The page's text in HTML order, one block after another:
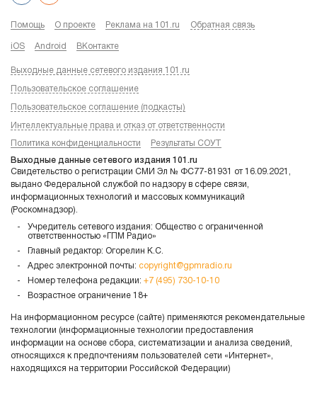
Помощь О проекте Реклама на 101.ru Обратная связь
iOS Android ВКонтакте
Выходные данные сетевого издания 101.ru
Пользовательское соглашение
Пользовательское соглашение (подкасты)
Интеллектуальные права и отказ от ответственности
Политика конфиденциальности Результаты СОУТ
Выходные данные сетевого издания 101.ru
Свидетельство о регистрации СМИ Эл № ФС77-81931 от 16.09.2021,
выдано Федеральной службой по надзору в сфере связи,
информационных технологий и массовых коммуникаций
(Роскомнадзор).
Учредитель сетевого издания: Общество с ограниченной
ответственностью «ГПМ Радио»
Главный редактор: Огорелин К.С.
Адрес электронной почты: copyright@gpmradio.ru
Номер телефона редакции: +7 (495) 730-10-10
Возрастное ограничение 18+
На информационном ресурсе (сайте) применяются рекомендательные
технологии (информационные технологии предоставления
информации на основе сбора, систематизации и анализа сведений,
относящихся к предпочтениям пользователей сети «Интернет»,
находящихся на территории Российской Федерации)